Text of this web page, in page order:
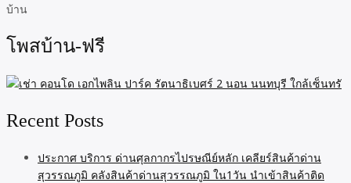
บ้าน
โพสบ้าน-ฟรี
Recent Posts
ประกาศ บริการ ด่านศุลกากรไปรษณีย์หลัก เคลียร์สินค้าด่าน
สุวรรณภูมิ คลังสินค้าด่านสุวรรณภูมิ ใน1วัน นำเข้าสินค้าติด